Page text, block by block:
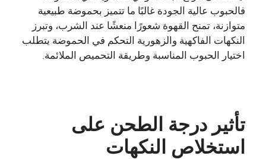
فالحبوب عالية الجودة غالبًا ما تتميز بحموضة طبيعية
متوازنة، تمنح القهوة شعورًا منعشًا عند الشرب، وتبرز
النكهات الفاكهية والزهورية التحكم في الحموضة يتطلب
اختيار الحبوب المناسبة وطريقة التحميص الملائمة.
تأثير درجة الطحن على
استخلاص النكهات